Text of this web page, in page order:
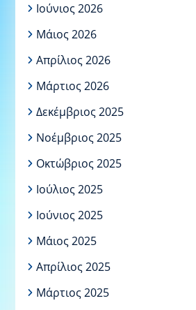
Ιούνιος 2026
Μάιος 2026
Απρίλιος 2026
Μάρτιος 2026
Δεκέμβριος 2025
Νοέμβριος 2025
Οκτώβριος 2025
Ιούλιος 2025
Ιούνιος 2025
Μάιος 2025
Απρίλιος 2025
Μάρτιος 2025